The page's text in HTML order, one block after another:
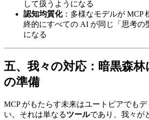
して扱うようになる
認知均質化：多様なモデルが MCP
終的にすべての AI が同じ「思考の
になる
五、我々の対応：暗黒森
の準備
MCP がもたらす未来はユートピアでも
い。それは単なるツールであり、我々が